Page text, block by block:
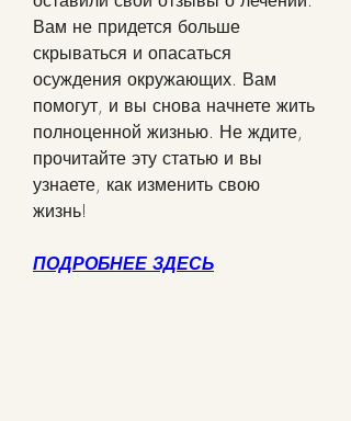
Вам не придется больше
скрываться и опасаться
осуждения окружающих. Вам
помогут, и вы снова начнете жить
полноценной жизнью. Не ждите,
прочитайте эту статью и вы
узнаете, как изменить свою
жизнь!
ПОДРОБНЕЕ ЗДЕСЬ